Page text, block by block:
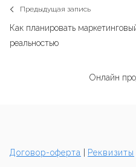
Навигация
по
записям
Предыдущая запись
Previous
post:
Как планировать
реальностью
Онлайн
Договор-оферта Реквизиты